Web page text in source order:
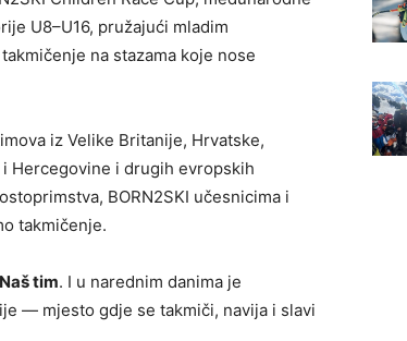
U8–U16, pružajući mladim
na stazama koje nose
iz Velike Britanije, Hrvatske,
Hercegovine i drugih evropskih
BORN2SKI učesnicima i
takmičenje.
Naš tim. I u narednim danima je
— mjesto gdje se takmiči, navija i slavi